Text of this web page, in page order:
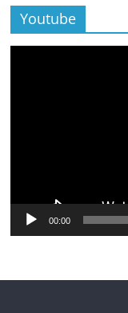
Youtube
00:00